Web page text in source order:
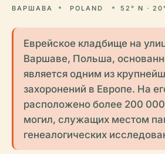
ВАРШАВА POLAND 52° N ·
Еврейское кладбище на
Варшаве, Польша,
является одним из
захоронений в Европе. На
расположено более 200
могил, служащих местом
генеалогических